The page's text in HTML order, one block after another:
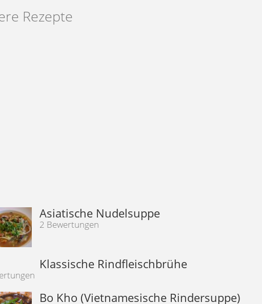
Rezepte
Asiatische Nudelsuppe
2 Bewertungen
Klassische Rindfleischbrühe
Bo Kho (Vietnamesische Rindersuppe)